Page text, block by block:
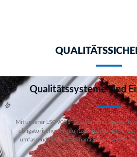
Qualitätssysteme Und
Mit unserer LSO9001 -
obligatorischen Produktzertifizierung (3C -
umfassendes Qualitätsmanagementsystem